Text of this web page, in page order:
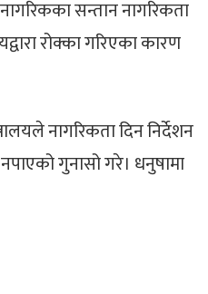
सन्तान नागरिकता
रोक्का गरिएका कारण
नागरिकता दिन निर्देशन
गुनासो गरे। धनुषामा